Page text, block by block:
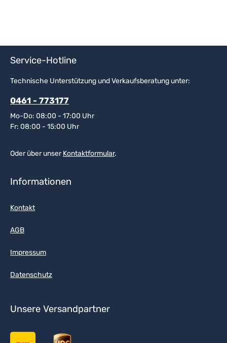
Service-Hotline
Technische Unterstützung und Verkaufsberatung unter:
0461 - 773177
Mo-Do: 08:00 - 17:00 Uhr
Fr: 08:00 - 15:00 Uhr
Oder über unserKontaktformular.
Informationen
Kontakt
AGB
Impressum
Datenschutz
Unsere Versandpartner